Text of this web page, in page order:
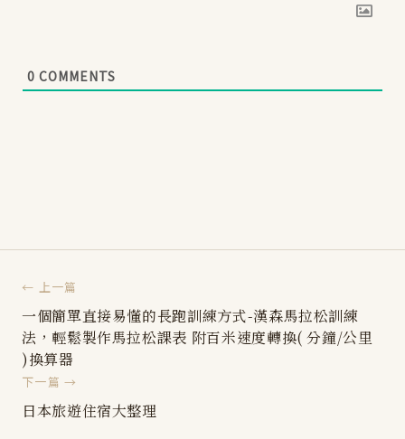
0 COMMENTS
← 上一篇
一個簡單直接易懂的長跑訓練方式-漢森馬拉松訓練
法，輕鬆製作馬拉松課表 附百米速度轉換( 分鐘/公里
)換算器
下一篇 →
日本旅遊住宿大整理